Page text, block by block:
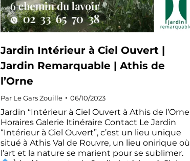
Jardin Intérieur à Ciel Ouvert |
Jardin Remarquable | Athis de
l’Orne
Par Le Gars Zouille 06/10/2023
Jardin “Intérieur à Ciel Ouvert à Athis de l’Orne
Horaires Galerie Itinéraire Contact Le Jardin
“Intérieur à Ciel Ouvert”, c’est un lieu unique
situé à Athis Val de Rouvre, un lieu onirique où
l’art et la nature se marient pour se sublimer.